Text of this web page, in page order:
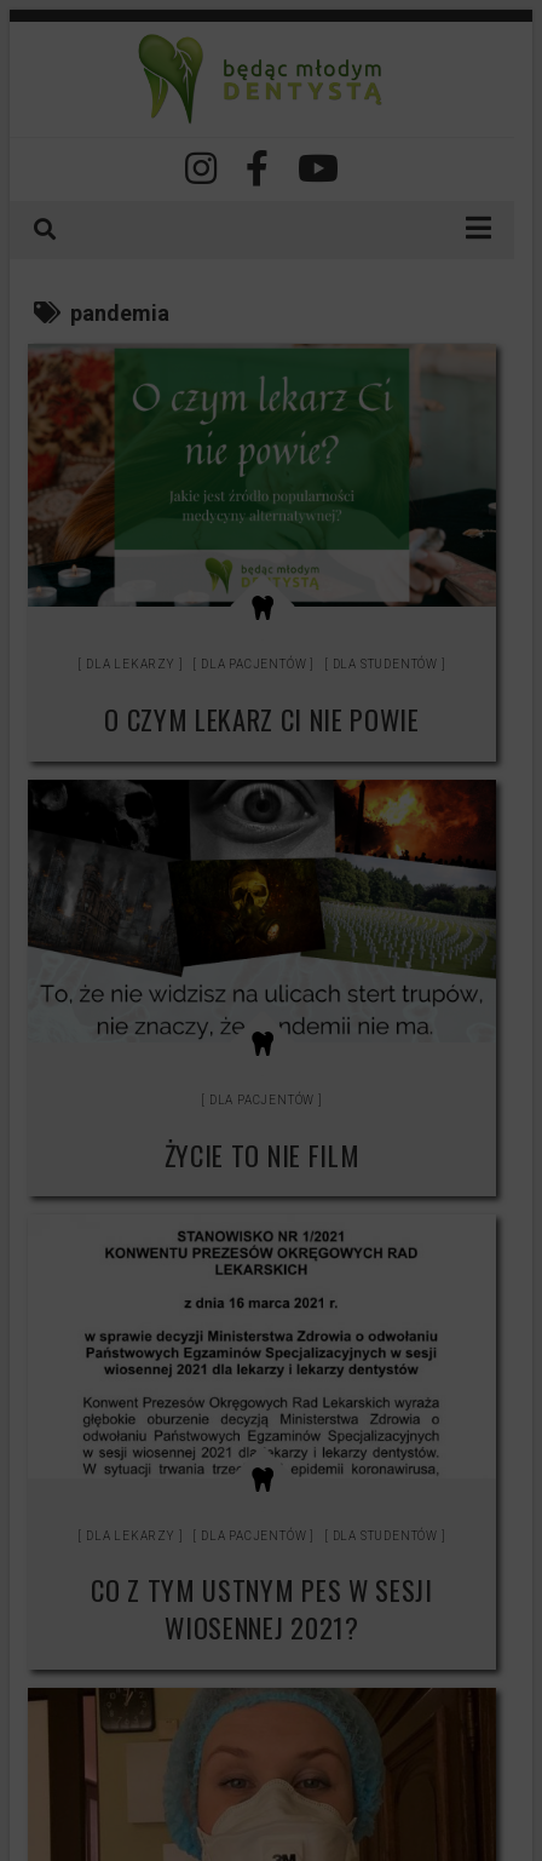
Spis treści
Dla lekarzy
Dla pacjentów
Dla studentów
Testy produktów
Księgowość
pandemia
DLA LEKARZY DLA PACJENTÓW DLA STUDENTÓW
O CZYM LEKARZ CI NIE POWIE
DLA PACJENTÓW
ŻYCIE TO NIE FILM
DLA LEKARZY DLA PACJENTÓW DLA STUDENTÓW
CO Z TYM USTNYM PES W SESJI
WIOSENNEJ 2021?